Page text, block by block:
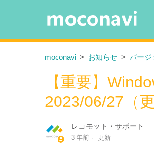
moconavi お知らせ バージ
【重要】
2023/06/27（更
レコモット・サポート
3 年前 更新